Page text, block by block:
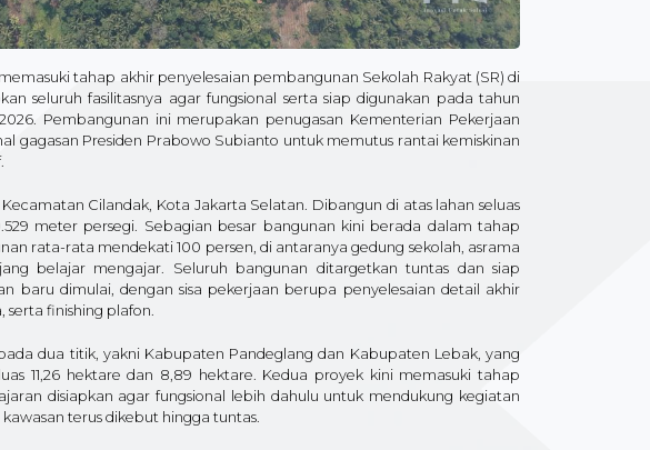
tahap akhir penyelesaian pembangunan Sekolah Rakyat (SR) di
seluruh fasilitasnya agar fungsional serta siap digunakan pada tahun
Pembangunan ini merupakan penugasan Kementerian Pekerjaan
gagasan Presiden Prabowo Subianto untuk memutus rantai kemiskinan
Cilandak, Kota Jakarta Selatan. Dibangun di atas lahan seluas
meter persegi. Sebagian besar bangunan kini berada dalam tahap
rata-rata mendekati 100 persen, di antaranya gedung sekolah, asrama
belajar mengajar. Seluruh bangunan ditargetkan tuntas dan siap
baru dimulai, dengan sisa pekerjaan berupa penyelesaian detail akhir
finishing plafon.
dua titik, yakni Kabupaten Pandeglang dan Kabupaten Lebak, yang
11,26 hektare dan 8,89 hektare. Kedua proyek kini memasuki tahap
disiapkan agar fungsional lebih dahulu untuk mendukung kegiatan
terus dikebut hingga tuntas.